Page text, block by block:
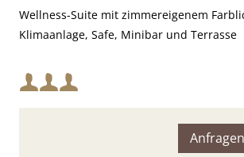
Wellness-Suite mit zimmereigenem
Klimaanlage, Safe, Minibar und Terrasse
Mindestbelegung:
Anfragen